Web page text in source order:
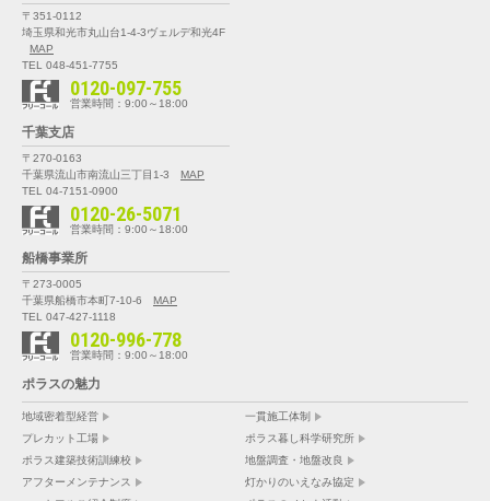
〒351-0112
埼玉県和光市丸山台1-4-3ヴェルデ和光4F
MAP
TEL 048-451-7755
0120-097-755
営業時間：9:00～18:00
千葉支店
〒270-0163
千葉県流山市南流山三丁目1-3
MAP
TEL 04-7151-0900
0120-26-5071
営業時間：9:00～18:00
船橋事業所
〒273-0005
千葉県船橋市本町7-10-6
MAP
TEL 047-427-1118
0120-996-778
営業時間：9:00～18:00
ポラスの魅力
地域密着型経営
一貫施工体制
プレカット工場
ポラス暮し科学研究所
ポラス建築技術訓練校
地盤調査・地盤改良
アフターメンテナンス
灯かりのいえなみ協定